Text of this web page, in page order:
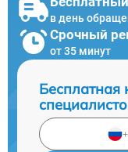
в день
Срочный
от 35 минут
Бесплатная